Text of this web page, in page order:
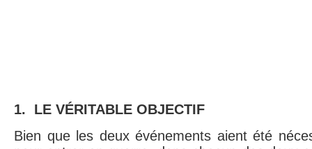
1. LE VÉRITABLE OBJECTIF
Bien que les deux événements aient été